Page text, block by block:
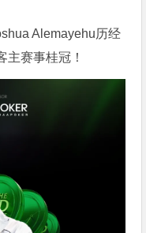
Alemayehu历经
主赛事桂冠！